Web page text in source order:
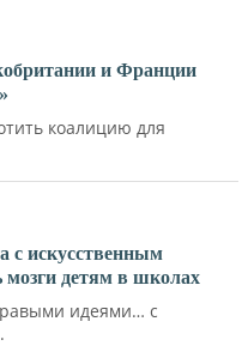
и Франции
коалицию для
с искусственным
детям в школах
идеями… с